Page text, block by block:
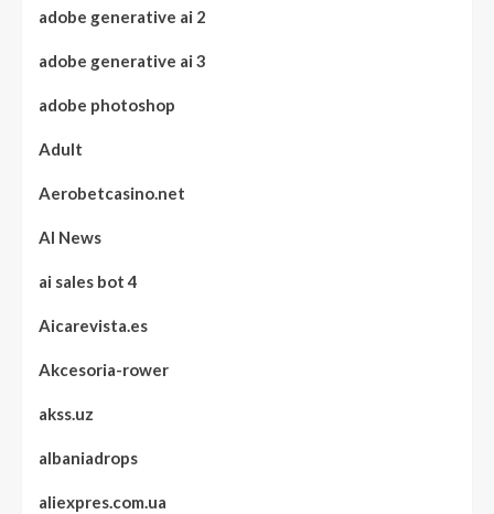
adobe generative ai 2
adobe generative ai 3
adobe photoshop
Adult
Aerobetcasino.net
AI News
ai sales bot 4
Aicarevista.es
Akcesoria-rower
akss.uz
albaniadrops
aliexpres.com.ua